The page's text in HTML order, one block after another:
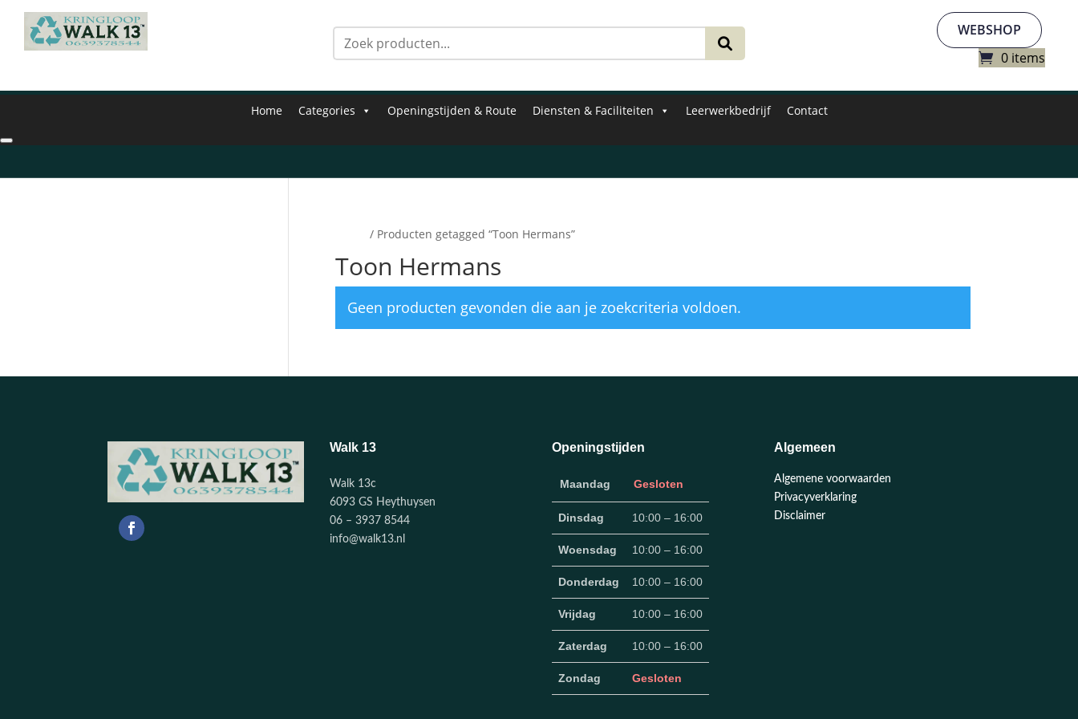
WEBSHOP
0 items
Home Categories Openingstijden & Route Diensten & Faciliteiten Leerwerkbedrijf Contact
/ Producten getagged “Toon Hermans”
Toon Hermans
Geen producten gevonden die aan je zoekcriteria voldoen.
Walk 13
Walk 13c
6093 GS Heythuysen
06 – 3937 8544
info@walk13.nl
Openingstijden
Maandag Gesloten
Dinsdag 10:00 – 16:00
Woensdag 10:00 – 16:00
Donderdag 10:00 – 16:00
Vrijdag 10:00 – 16:00
Zaterdag 10:00 – 16:00
Zondag Gesloten
Algemeen
Algemene voorwaarden
Privacyverklaring
Disclaimer